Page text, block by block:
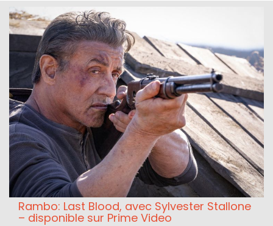
Rambo: Last Blood, avec Sylvester Stallone
– disponible sur Prime Video